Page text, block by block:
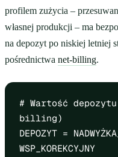
profilem zużycia –
własnej produkcji – ma
na depozyt po niskiej letniej
pośrednictwa net-billing.
# Wartość
billing)
DEPOZYT =
WSP_KOREKCYJNY